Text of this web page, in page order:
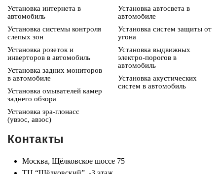
Установка интернета в
автомобиль
Установка системы контроля
слепых зон
Установка розеток и
инверторов в автомобиль
Установка задних мониторов
в автомобиле
Установка омывателей камер
заднего обзора
Установка эра-глонасс
(увэос, авэос)
Установка автосвета в
автомобиле
Установка систем защиты от
угона
Установка выдвижных
электро-порогов в
автомобиль
Установка акустических
систем в автомобиль
Контакты
Москва, Щёлковское шоссе 75